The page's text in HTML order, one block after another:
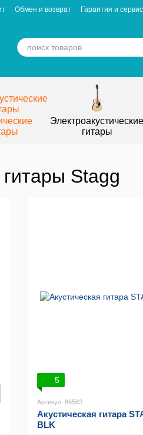
Обмен и возврат Гарантия и сервис
Электроакустические
гитары
Stagg
5
Артикул: 86582
Акустическая гитара
BLK